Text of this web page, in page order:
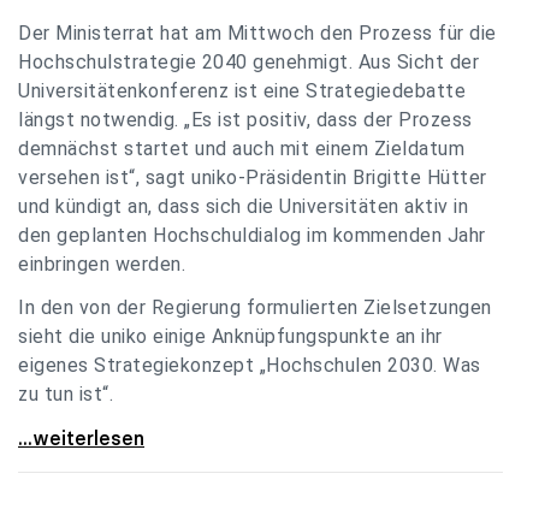
Der Ministerrat hat am Mittwoch den Prozess für die
Hochschulstrategie 2040 genehmigt. Aus Sicht der
Universitätenkonferenz ist eine Strategiedebatte
längst notwendig. „Es ist positiv, dass der Prozess
demnächst startet und auch mit einem Zieldatum
versehen ist“, sagt uniko-Präsidentin Brigitte Hütter
und kündigt an, dass sich die Universitäten aktiv in
den geplanten Hochschuldialog im kommenden Jahr
einbringen werden.
In den von der Regierung formulierten Zielsetzungen
sieht die uniko einige Anknüpfungspunkte an ihr
eigenes Strategiekonzept „Hochschulen 2030. Was
zu tun ist“.
Universitäten: Hochschulstrategie 2040 muss eine
...weiterlesen